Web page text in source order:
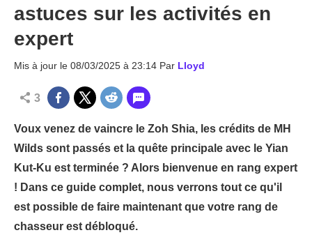
astuces sur les activités en
expert
Mis à jour le 08/03/2025 à 23:14 Par Lloyd
3
Voux venez de vaincre le Zoh Shia, les crédits de MH
Wilds sont passés et la quête principale avec le Yian
Kut-Ku est terminée ? Alors bienvenue en rang expert
! Dans ce guide complet, nous verrons tout ce qu'il
est possible de faire maintenant que votre rang de
chasseur est débloqué.